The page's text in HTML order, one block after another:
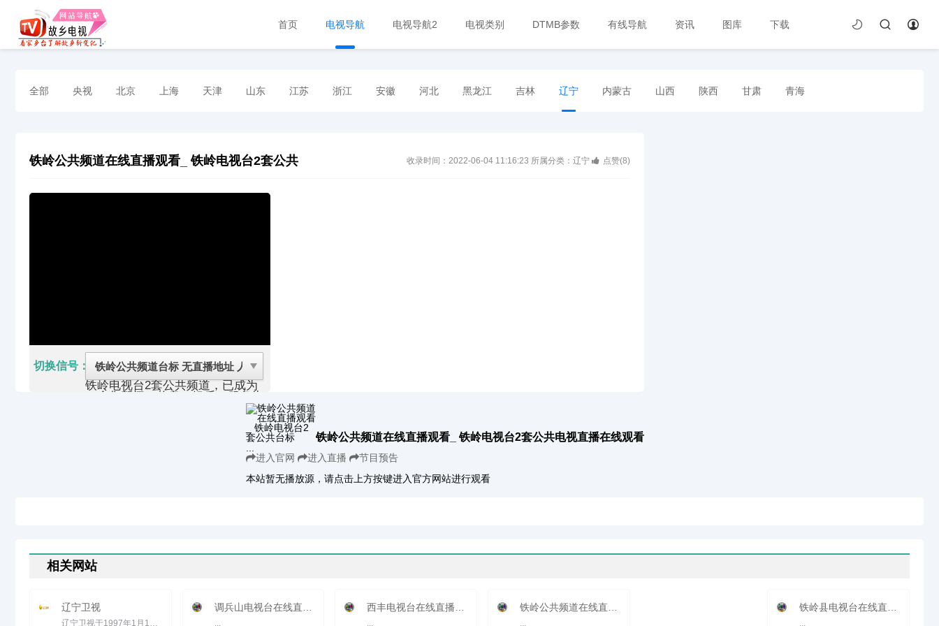
首页 电视导航 电视导航2 电视类别 DTMB参数 有线导航 资讯 图库 下载
全部 央视 北京 上海 天津 山东 江苏 浙江 安徽 河北 黑龙江 吉林 辽宁 内蒙古 山西 陕西 甘肃 青海
铁岭公共频道在线直播观看_ 铁岭电视台2套公共 收录时间：2022-06-04 11:16:23 所属分类：辽宁 点赞(8)
切换信号：
铁岭电视台2套公共频道，已成为
一个集新闻、信息、娱乐、服务为
一体的具有视听、互动特色的综合
性网络媒体，播出的电视节目有：
新闻调查、直通县区、爱尚生活、
快乐英雄、快乐少年、第一房产、
孝心少年、道德模范等电视节目。
铁岭广播电视台生活频道是以贴近
生活、关注民生、服务百姓为宗
旨，倡导优质生活作为频道理念，
活的衣、食、住、行等方方面面，
全方位关注、服务于百姓生活，为
丰富多彩的生活提供了一道独特的
铁岭公共频道在线直播观看_ 铁岭电视台2套公共电视直播在线观看
进入官网
进入直播
节目预告
本站暂无播放源，请点击上方按键进入官方网站进行观看
相关网站
辽宁卫视